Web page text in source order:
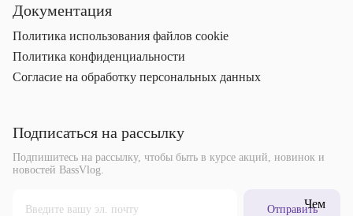
Документация
Политика использования файлов cookie
Политика конфиденциальности
Согласие на обработку персональных данных
Подписаться на рассылку
Подпишитесь на рассылку, чтобы быть в курсе акций, новинок и
новостей BassVlog.
Отправить